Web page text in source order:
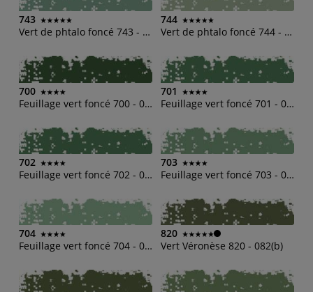
743
Vert de phtalo foncé 743 - 074(m)
744
Vert de phtalo foncé 744 - 074(o)
700
Feuillage vert foncé 700 - 070(b)
701
Feuillage vert foncé 701 - 070(d)
702
Feuillage vert foncé 702 - 070(h)
703
Feuillage vert foncé 703 - 070(m)
704
Feuillage vert foncé 704 - 070(o)
820
Vert Véronèse 820 - 082(b)